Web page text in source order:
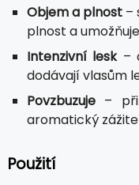
Objem a plnost –
plnost a
Intenzivní lesk–
dodávají vlasům
Povzbuzuje –
aromatický
Použití